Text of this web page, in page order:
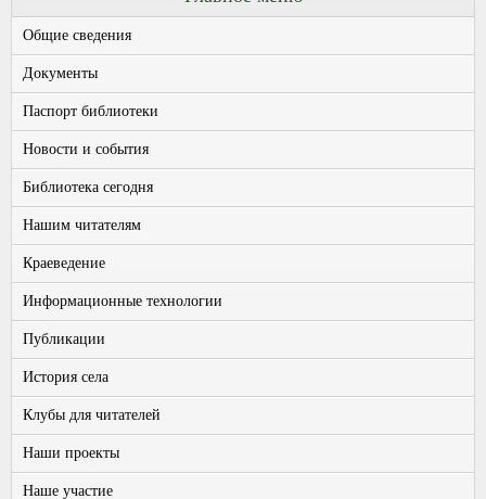
Общие сведения
Документы
Паспорт библиотеки
Новости и события
Библиотека сегодня
Нашим читателям
Краеведение
Информационные технологии
Публикации
История села
Клубы для читателей
Наши проекты
Наше участие